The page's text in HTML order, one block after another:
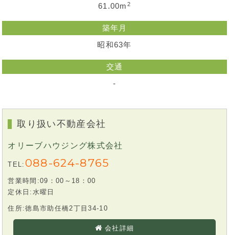
61.00m 2
築年月
昭和63年
交通
-
取り扱い不動産会社
オリーブハウジング株式会社
TEL: 088-624-8765
営業時間:09：00～18：00
定休日:水曜日
住所:徳島市助任橋2丁目34-10
会社詳細